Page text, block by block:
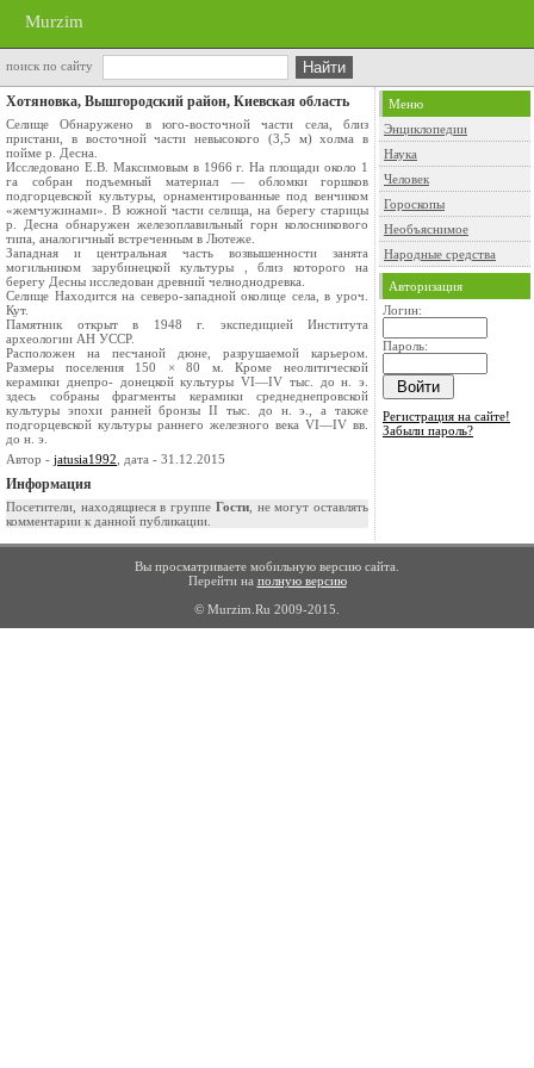
Murzim
поиск по сайту
Хотяновка, Вышгородский район, Киевская область
Селище Обнаружено в юго-восточной части села, близ
пристани, в восточной части невысокого (3,5 м) холма в
пойме р. Десна.
Исследовано Е.В. Максимовым в 1966 г. На площади около 1
га собран подъемный материал — обломки горшков
подгорцевской культуры, орнаментированные под венчиком
«жемчужинами». В южной части селища, на берегу старицы
р. Десна обнаружен железоплавильный горн колосникового
типа, аналогичный встреченным в Лютеже.
Западная и центральная часть возвышенности занята
могильником зарубинецкой культуры , близ которого на
берегу Десны исследован древний челноднодревка.
Селище Находится на северо-западной околице села, в уроч.
Кут.
Памятник открыт в 1948 г. экспедицией Института
археологии АН УССР.
Расположен на песчаной дюне, разрушаемой карьером.
Размеры поселения 150 × 80 м. Кроме неолитической
керамики днепро- донецкой культуры VI—IV тыс. до н. э.
здесь собраны фрагменты керамики среднеднепровской
культуры эпохи ранней бронзы II тыс. до н. э., а также
подгорцевской культуры раннего железного века VI—IV вв.
до н. э.
Автор - jatusia1992 , дата - 31.12.2015
Информация
Посетители, находящиеся в группе Гости, не могут оставлять
комментарии к данной публикации.
Меню
Энциклопедии
Наука
Человек
Гороскопы
Необъяснимое
Народные средства
Авторизация
Логин:
Пароль:
Регистрация на сайте!
Забыли пароль?
Вы просматриваете мобильную версию сайта.
Перейти на полную версию
© Murzim.Ru 2009-2015.